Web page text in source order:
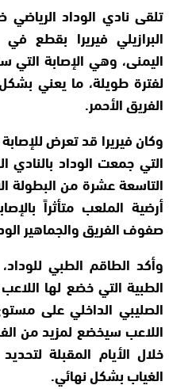
تلقى نادي الوداد الرياضي
البرازيلي فيريرا بقطع في
اليمنى، وهي الإصابة التي
لفترة طويلة، ما يعني
الفريق الأحمر.
وكان فيريرا قد تعرض
التي جمعت الوداد
التاسعة عشرة من البطولة
أرضية الملعب متأثراً
صفوف الفريق والجماهير
وأكد الطاقم الطبي
الطبية التي خضع لها
الصليبي الداخلي على
اللاعب سيخضع لمزيد من
خلال الأيام المقبلة
الغياب بشكل نهائي.